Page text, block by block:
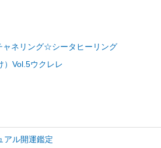
ネリング☆シータヒーリング
）Vol.5ウクレレ
アル開運鑑定